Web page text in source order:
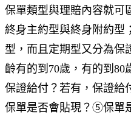
保單類型與理賠內容就
終身主約型與終身附約
型，而且定期型又分為保
齡有的到70歲，有的到
保證給付？若有，保證給
保單是否會貼現？⑤保單